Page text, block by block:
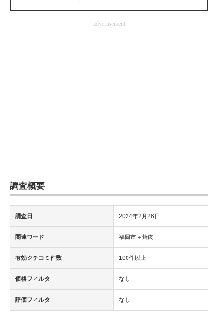
製造業のIT導入・活用を支援advertisement
調査概要
調査日 2024年2月26日
関連ワード 福岡市＋焼肉
有効クチコミ件数 100件以上
価格フィルタ なし
評価フィルタ なし